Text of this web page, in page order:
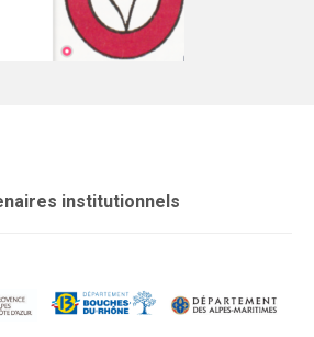
institutionnels